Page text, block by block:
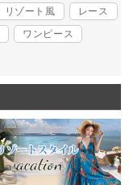
リゾート風
レース
ワンピース